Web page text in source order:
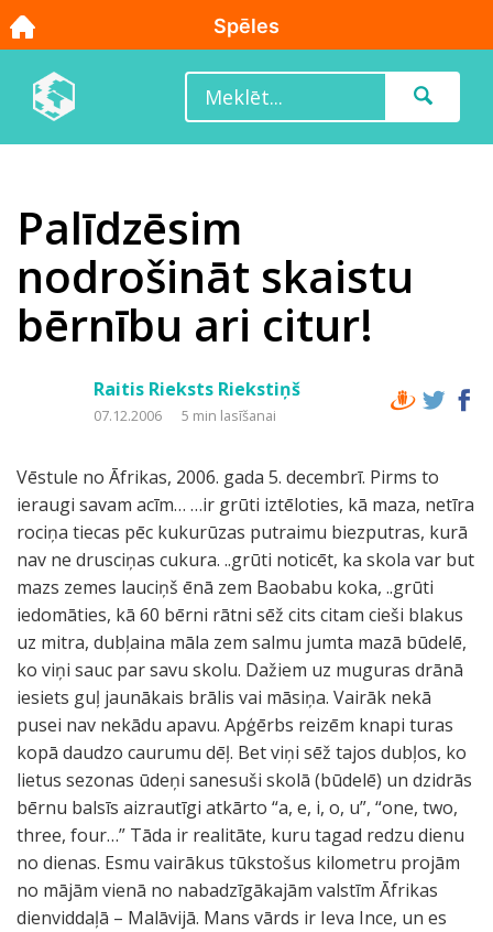
Palīdzēsim
nodrošināt skaistu
bērnību ari citur!
Raitis Rieksts Riekstiņš
07.12.2006 5 min lasīšanai
Vēstule no Āfrikas, 2006. gada 5. decembrī. Pirms to
ieraugi savam acīm… …ir grūti iztēloties, kā maza, netīra
rociņa tiecas pēc kukurūzas putraimu biezputras, kurā
nav ne drusciņas cukura. ..grūti noticēt, ka skola var but
mazs zemes lauciņš ēnā zem Baobabu koka, ..grūti
iedomāties, kā 60 bērni rātni sēž cits citam cieši blakus
uz mitra, dubļaina māla zem salmu jumta mazā būdelē,
ko viņi sauc par savu skolu. Dažiem uz muguras drānā
iesiets guļ jaunākais brālis vai māsiņa. Vairāk nekā
pusei nav nekādu apavu. Apģērbs reizēm knapi turas
kopā daudzo caurumu dēļ. Bet viņi sēž tajos dubļos, ko
lietus sezonas ūdeņi sanesuši skolā (būdelē) un dzidrās
bērnu balsīs aizrautīgi atkārto “a, e, i, o, u”, “one, two,
three, four…” Tāda ir realitāte, kuru tagad redzu dienu
no dienas. Esmu vairākus tūkstošus kilometru projām
no mājām vienā no nabadzīgākajām valstīm Āfrikas
dienviddaļā – Malāvijā. Mans vārds ir Ieva Ince, un es